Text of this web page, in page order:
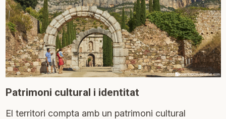
Patrimoni cultural i identitat
El territori compta amb un patrimoni cultural